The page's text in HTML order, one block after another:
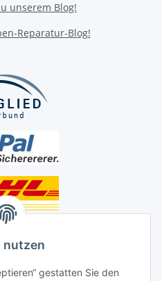
nutzen
gestatten Sie den
unserem Blog!
Reparatur-Blog!